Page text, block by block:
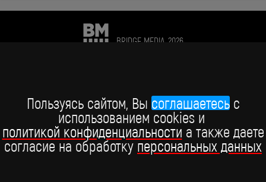
Пользуясь сайтом, Вы соглашаетесьc
использованием cookies и
политикой конфиденциальности а также даете
согласие на обработкуперсональных данных
BRIDGE MEDIA, 2026
Telegram BRIDGE MEDIA
Telegram BABY TIME
ВКонтакте